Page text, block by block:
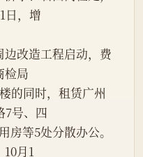
日，增
检局
的同时，租赁广州
7号、四
房等5处分散办公。
月1